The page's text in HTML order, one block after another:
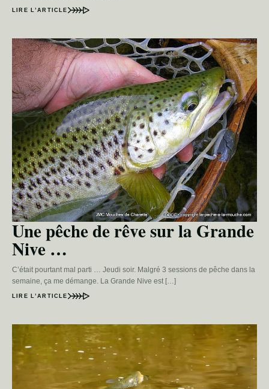
LIRE L’ARTICLE
Une pêche de rêve sur la Grande
Nive …
C’était pourtant mal parti … Jeudi soir. Malgré 3 sessions de pêche dans la
semaine, ça me démange. La Grande Nive est […]
LIRE L’ARTICLE